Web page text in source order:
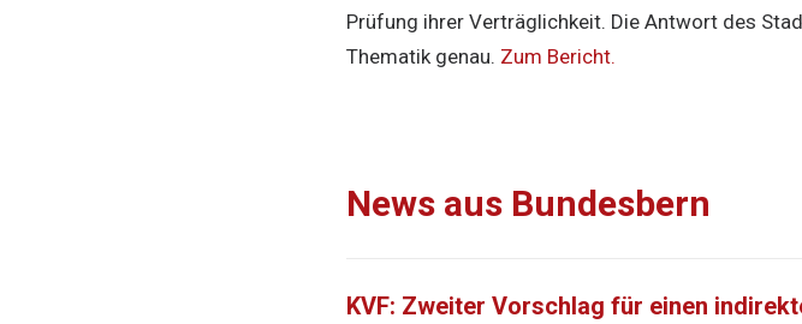
Prüfung ihrer Verträglichkeit. Die Antwort des
Thematik genau. Zum Bericht.
News aus Bundesbern
KVF: Zweiter Vorschlag für einen